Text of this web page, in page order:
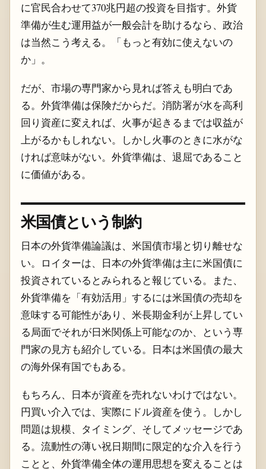
に官民合わせて370兆円超の投資を目指す。外貨
準備が生む運用益が一般会計を助けるなら、政治
は当然こう考える。「もっと有効に使えないの
か」。
だが、市場の専門家から見れば答えも明白であ
る。外貨準備は保険だからだ。消防署が水を高利
回り資産に変えれば、火事が起きるまでは収益が
上がるかもしれない。しかし火事のときに水がな
ければ意味がない。外貨準備は、退屈であること
に価値がある。
米国債という制約
日本の外貨準備論議は、米国債市場と切り離せな
い。ロイターは、日本の外貨準備は主に米国債に
投資されているとみられると報じている。また、
外貨準備を「有効活用」するには米国債の売却を
意味する可能性があり、米長期金利が上昇してい
る局面でそれが日米関係上可能なのか、という専
門家の見方も紹介している。日本は米国債の最大
の海外保有国でもある。
もちろん、日本が資産を売れないわけではない。
円買い介入では、実際にドル資産を使う。しかし
問題は規模、タイミング、そしてメッセージであ
る。流動性の薄い祝日期間に限定的な介入を行う
ことと、外貨準備全体の運用思想を変えることは